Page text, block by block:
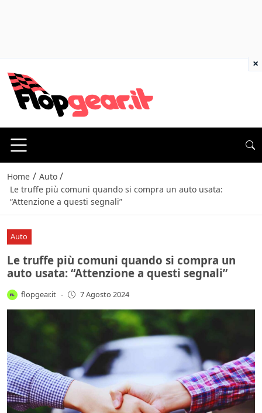
Home / Auto /
Le truffe più comuni quando si compra un auto usata:
“Attenzione a questi segnali”
Auto
Le truffe più comuni quando si compra un
auto usata: “Attenzione a questi segnali”
flopgear.it - 7 Agosto 2024
×